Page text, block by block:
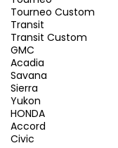
Tourneo Custom
Transit
Transit Custom
GMC
Acadia
Savana
Sierra
Yukon
HONDA
Accord
Civic